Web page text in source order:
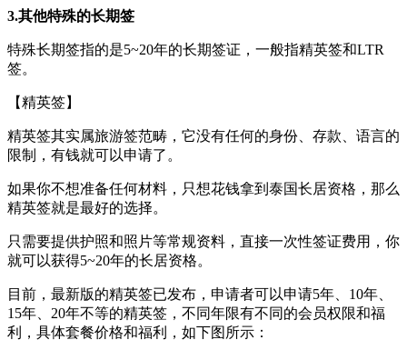
3.其他特殊的长期签
特殊长期签指的是5~20年的长期签证，一般指精英签和LTR
签。
【精英签】
精英签其实属旅游签范畴，它没有任何的身份、存款、语言的
限制，有钱就可以申请了。
如果你不想准备任何材料，只想花钱拿到泰国长居资格，那么
精英签就是最好的选择。
只需要提供护照和照片等常规资料，直接一次性签证费用，你
就可以获得5~20年的长居资格。
目前，最新版的精英签已发布，申请者可以申请5年、10年、
15年、20年不等的精英签，不同年限有不同的会员权限和福
利，具体套餐价格和福利，如下图所示：